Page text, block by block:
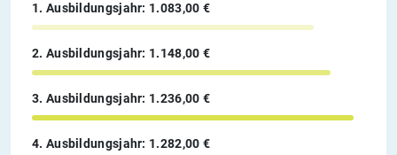
1. Ausbildungsjahr: 1.083,00 €
2. Ausbildungsjahr: 1.148,00 €
3. Ausbildungsjahr: 1.236,00 €
4. Ausbildungsjahr: 1.282,00 €